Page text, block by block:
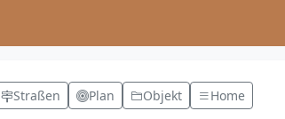
Straßen Plan Objekt Home